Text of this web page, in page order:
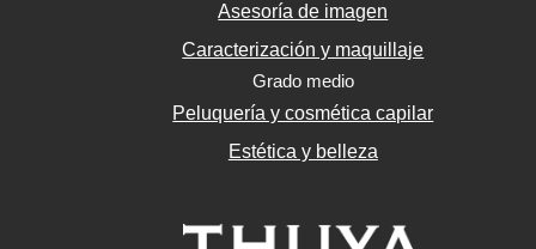
Asesoría de imagen
Caracterización y maquillaje
Grado medio
Peluquería y cosmética capilar
Estética y belleza